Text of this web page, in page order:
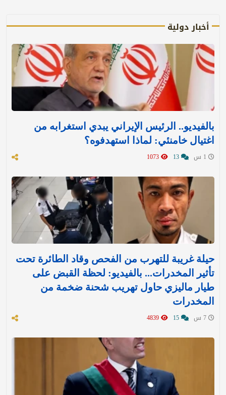
أخبار دولية
بالفيديو.. الرئيس الإيراني يبدي استغرابه من
اغتيال خامنئي: لماذا استهدفوه؟
حيلة غريبة للتهرب من الفحص وقاد الطائرة تحت
تأثير المخدرات... بالفيديو: لحظة القبض على
طيار ماليزي حاول تهريب شحنة ضخمة من
المخدرات